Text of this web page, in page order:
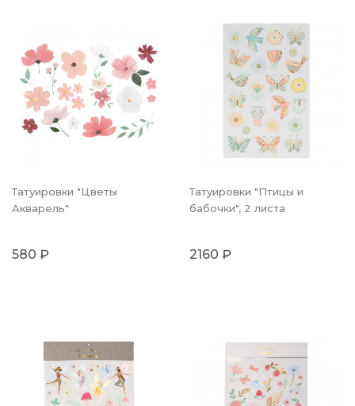
Татуировки "Цветы
Акварель"
580 ₽
Татуировки "Птицы и
бабочки", 2 листа
2160 ₽